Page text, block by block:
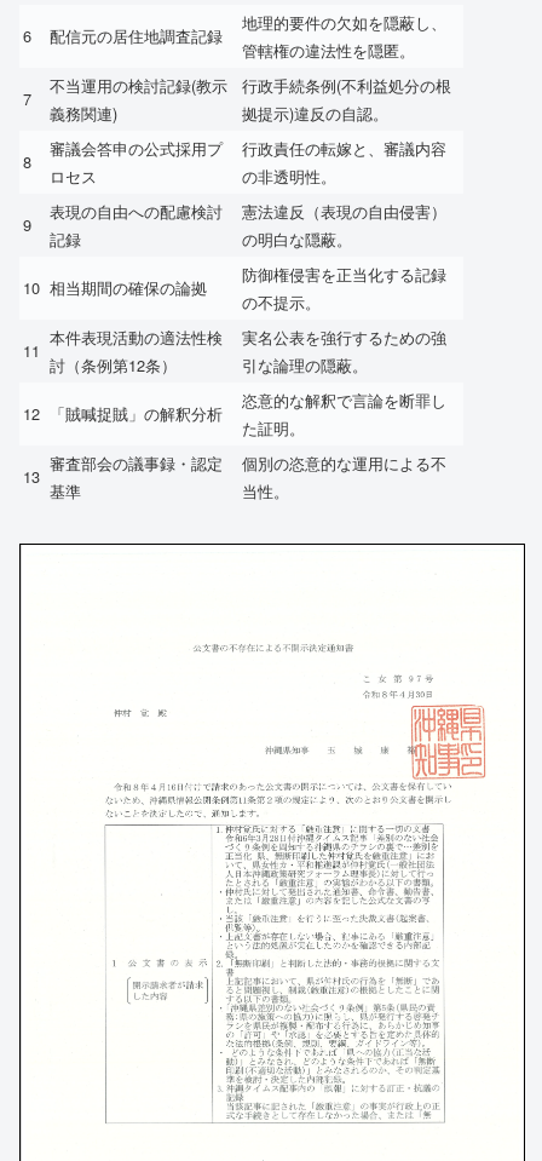
6 配信元の居住地調査記録
地理的要件の欠如を隠蔽し、
管轄権の違法性を隠匿。
7
不当運用の検討記録(教示
義務関連)
行政手続条例(不利益処分の根
拠提示)違反の自認。
8
審議会答申の公式採用プ
ロセス
行政責任の転嫁と、審議内容
の非透明性。
9
表現の自由への配慮検討
記録
憲法違反（表現の自由侵害）
の明白な隠蔽。
10 相当期間の確保の論拠
防御権侵害を正当化する記録
の不提示。
11
本件表現活動の適法性検
討（条例第12条）
実名公表を強行するための強
引な論理の隠蔽。
12 「賊喊捉賊」の解釈分析
恣意的な解釈で言論を断罪し
た証明。
13
審査部会の議事録・認定
基準
個別の恣意的な運用による不
当性。